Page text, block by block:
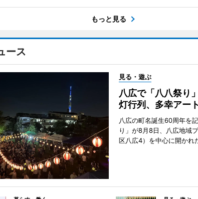
もっと見る
ース
見る・遊ぶ
八広で「八八祭
灯行列、多幸アー
八広の町名誕生60周年を
り」が8月8日、八広地域
区八広4）を中心に開かれ